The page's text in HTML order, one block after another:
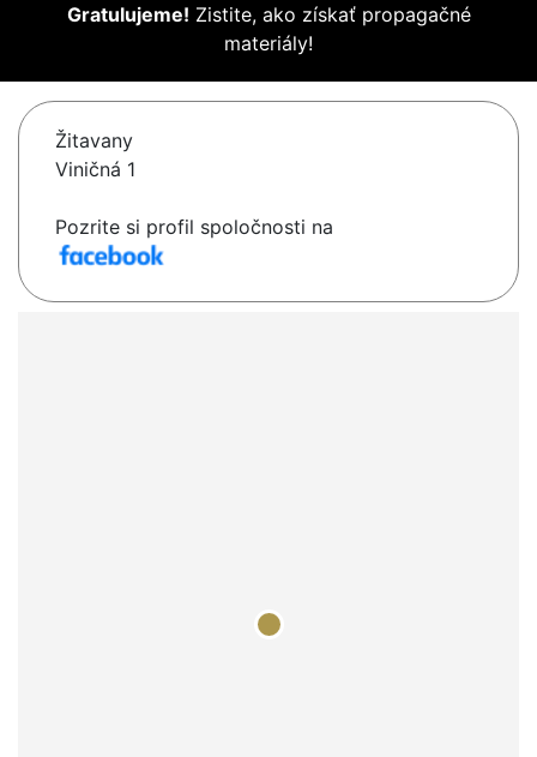
Gratulujeme! Zistite, ako získať propagačné
materiály!
Žitavany
Viničná 1
Pozrite si profil spoločnosti na